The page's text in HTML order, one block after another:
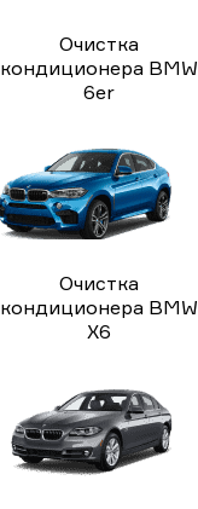
Очистка
кондиционера BMW
6er
Очистка
кондиционера BMW
X6